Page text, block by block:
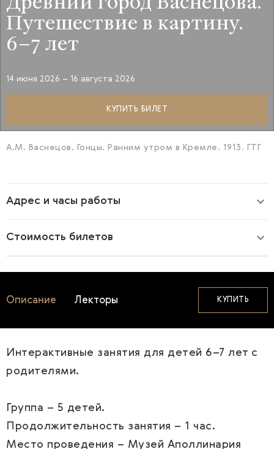
Путешествие в картину.
6–7 лет
14 июня 2026 – 16 августа 2026
КУПИТЬ БИЛЕТ
А.М. Васнецов. Гонцы. Ранним утром в Кремле. 1913. ГТГ
Адрес и часы работы
Стоимость билетов
Описание Лекторы КУПИТЬ
Интерактивные занятия для детей 6–7 лет с
родителями.
Группа – 5 детей.
Продолжительность занятия – 1 час.
Место проведения – Музей Аполлинария